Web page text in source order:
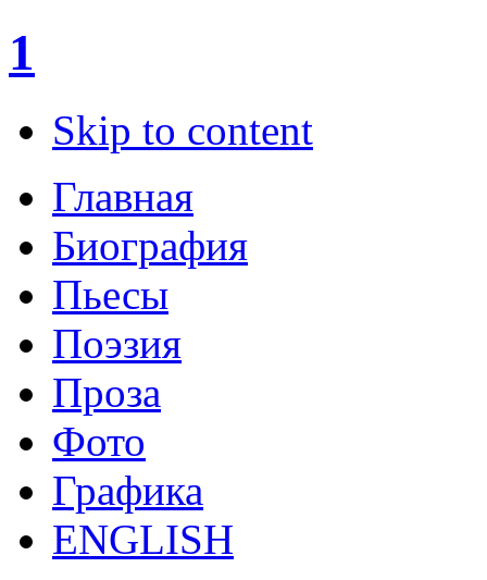
1
Skip to content
Главная
Биография
Пьесы
Поэзия
Проза
Фото
Графика
ENGLISH